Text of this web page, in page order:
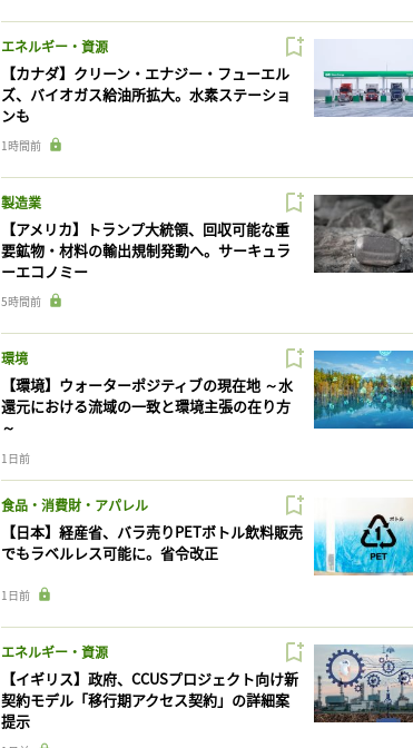
エネルギー・資源
【カナダ】クリーン・エナジー・フューエル
ズ、バイオガス給油所拡大。水素ステーショ
ンも
1時間前
製造業
【アメリカ】トランプ大統領、回収可能な重
要鉱物・材料の輸出規制発動へ。サーキュラ
ーエコノミー
5時間前
環境
【環境】ウォーターポジティブの現在地 ～水
還元における流域の一致と環境主張の在り方
～
1日前
食品・消費財・アパレル
【日本】経産省、バラ売りPETボトル飲料販売
でもラベルレス可能に。省令改正
1日前
エネルギー・資源
【イギリス】政府、CCUSプロジェクト向け新
契約モデル「移行期アクセス契約」の詳細案
提示